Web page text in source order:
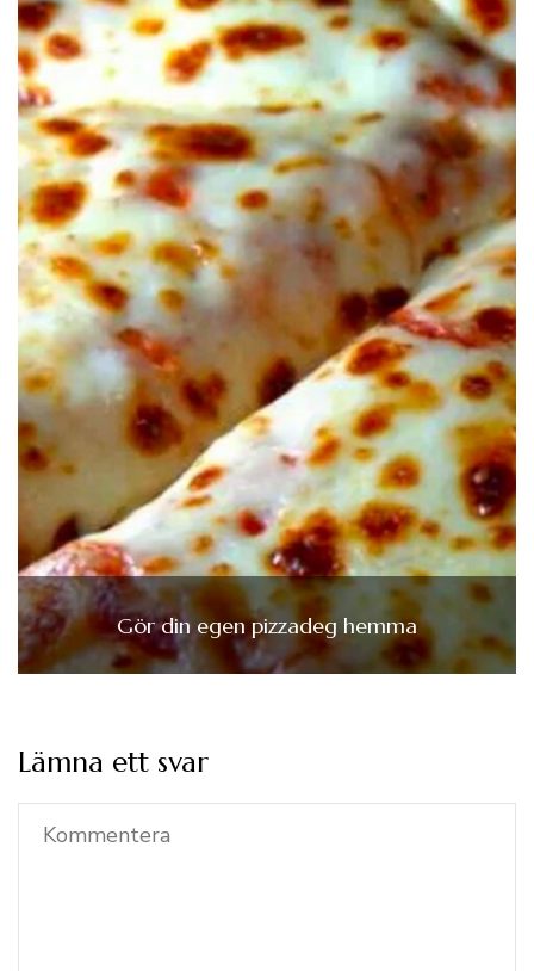
Gör din egen pizzadeg hemma
Lämna ett svar